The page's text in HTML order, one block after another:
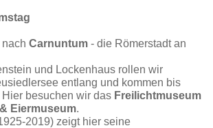
Carnuntum - die Römerstadt an
und Lockenhaus rollen wir
entlang und kommen bis
Hier besuchen wir das Freilichtmuseum
Eiermuseum.
2019) zeigt hier seine